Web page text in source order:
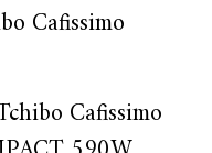
Cafissimo
Cafissimo